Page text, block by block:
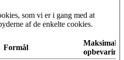
som vi er i gang med at
af de enkelte cookies.
Formål
Maksimal